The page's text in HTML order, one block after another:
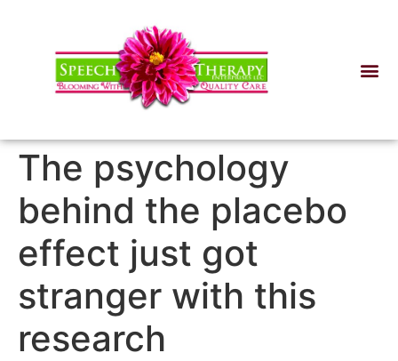
The psychology
behind the placebo
effect just got
stranger with this
research